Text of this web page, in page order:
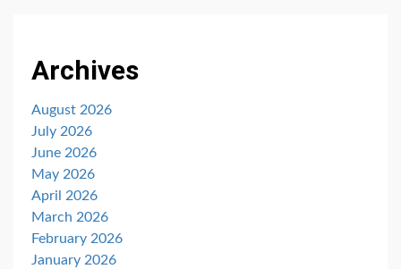
Archives
August 2026
July 2026
June 2026
May 2026
April 2026
March 2026
February 2026
January 2026